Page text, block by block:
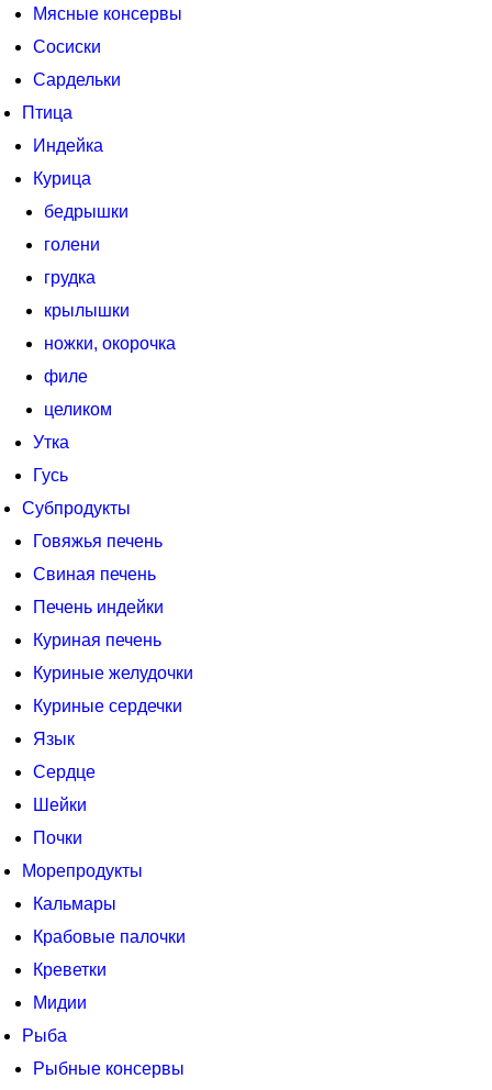
Мясные консервы
Сосиски
Сардельки
Птица
Индейка
Курица
бедрышки
голени
грудка
крылышки
ножки, окорочка
филе
целиком
Утка
Гусь
Субпродукты
Говяжья печень
Свиная печень
Печень индейки
Куриная печень
Куриные желудочки
Куриные сердечки
Язык
Сердце
Шейки
Почки
Морепродукты
Кальмары
Крабовые палочки
Креветки
Мидии
Рыба
Рыбные консервы